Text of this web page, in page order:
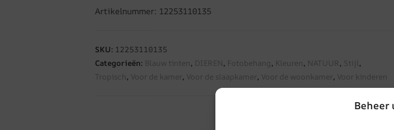
Beheer
Artikelnummer: 12253110135
SKU: 12253110135
Categorieën: Blauw tinten , DIEREN , Fotobehang, Kleuren , NATUUR, Stijl,
Tropisch , Voor de kamer, Voor de slaapkamer, Voor de woonkamer, Voor kinderen